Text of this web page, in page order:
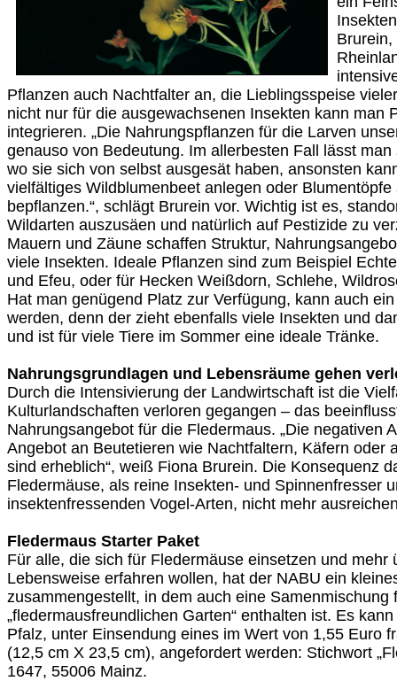
Pflanzen auch Nachtfalter an, die Lieblingsspeise
nicht nur für die ausgewachsenen Insekten kann man
integrieren. „Die Nahrungspflanzen für die Larven
genauso von Bedeutung. Im allerbesten Fall lässt
wo sie sich von selbst ausgesät haben, ansonsten
vielfältiges Wildblumenbeet anlegen oder
bepflanzen.“, schlägt Brurein vor. Wichtig ist es,
Wildarten auszusäen und natürlich auf Pestizide zu
Mauern und Zäune schaffen Struktur,
viele Insekten. Ideale Pflanzen sind zum Beispiel
und Efeu, oder für Hecken Weißdorn, Schlehe,
Hat man genügend Platz zur Verfügung, kann auch
werden, denn der zieht ebenfalls viele Insekten und
und ist für viele Tiere im Sommer eine ideale Tränke.
Nahrungsgrundlagen und Lebensräume gehen
Durch die Intensivierung der Landwirtschaft ist die
Kulturlandschaften verloren gegangen – das
Nahrungsangebot für die Fledermaus. „Die negativen
Angebot an Beutetieren wie Nachtfaltern, Käfern oder
sind erheblich“, weiß Fiona Brurein. Die Konsequenz
Fledermäuse, als reine Insekten- und Spinnenfresser
insektenfressenden Vogel-Arten, nicht mehr
Fledermaus Starter Paket
Für alle, die sich für Fledermäuse einsetzen und mehr
Lebensweise erfahren wollen, hat der NABU ein
zusammengestellt, in dem auch eine Samenmischung
„fledermausfreundlichen Garten“ enthalten ist. Es
Pfalz, unter Einsendung eines im Wert von 1,55 Euro
(12,5 cm X 23,5 cm), angefordert werden: Stichwort
1647, 55006 Mainz.